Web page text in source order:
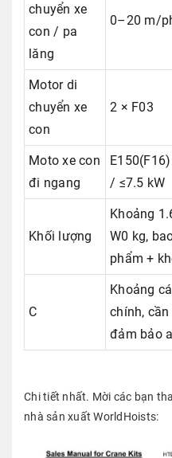
chuyển xe
con / pa
lăng
0–20 m/
Motor di
chuyển xe
con
2 × F03
Moto xe con
đi ngang
/ ≤7.5 kW
Khối lượng
Khoảng
W0 kg,
phẩm +
C
Khoảng
chính,
đảm bảo
Chi tiết nhất. Mời các bạn
nhà sản xuất WorldHoists: